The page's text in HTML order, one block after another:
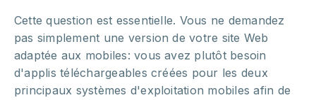
Cette question est essentielle. Vous ne demandez
pas simplement une version de votre site Web
adaptée aux mobiles: vous avez plutôt besoin
d'applis téléchargeables créées pour les deux
principaux systèmes d'exploitation mobiles afin de